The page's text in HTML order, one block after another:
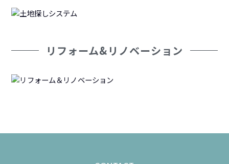
リフォーム&リノベーション